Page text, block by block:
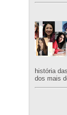
história
dos mais